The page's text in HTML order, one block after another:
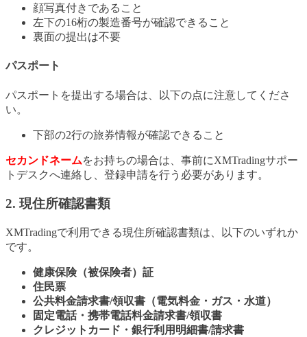
顔写真付きであること
左下の16桁の製造番号が確認できること
裏面の提出は不要
パスポート
パスポートを提出する場合は、以下の点に注意してくださ
い。
下部の2行の旅券情報が確認できること
セカンドネームをお持ちの場合は、事前にXMTradingサポー
トデスクへ連絡し、登録申請を行う必要があります。
2. 現住所確認書類
XMTradingで利用できる現住所確認書類は、以下のいずれか
です。
健康保険（被保険者）証
住民票
公共料金請求書/領収書（電気料金・ガス・水道）
固定電話・携帯電話料金請求書/領収書
クレジットカード・銀行利用明細書/請求書